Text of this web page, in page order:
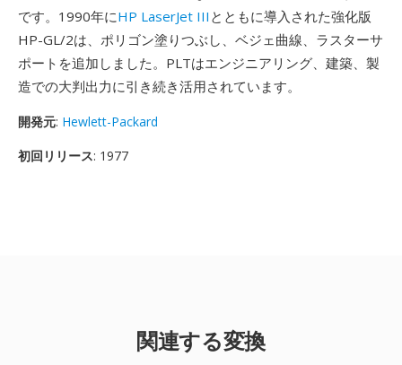
です。1990年にHP LaserJet III とともに導入された強化版
HP-GL/2は、ポリゴン塗りつぶし、ベジェ曲線、ラスターサ
ポートを追加しました。PLTはエンジニアリング、建築、製
造での大判出力に引き続き活用されています。
開発元: Hewlett-Packard
初回リリース: 1977
関連する変換